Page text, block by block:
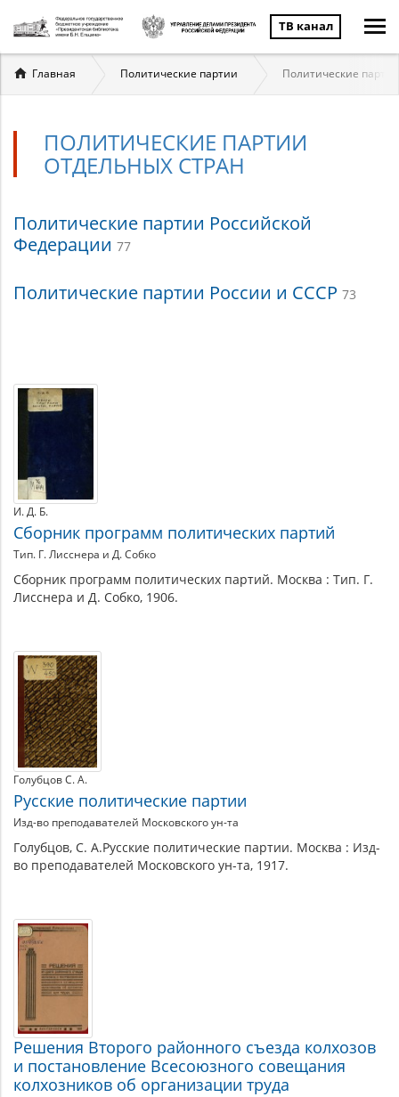
ТВ канал
Вы
здесь
Главная Политические партии Политические
ПОЛИТИЧЕСКИЕ ПАРТИИ
ОТДЕЛЬНЫХ СТРАН
Политические
партии
отдельных
Политические партии Российской
Федерации 77
Политические партии России и СССР 73
Материалы
по
И. Д. Б.
Сборник программ политических партий
Тип. Г. Лисснера и Д. Собко
Сборник программ политических партий. Москва : Тип. Г.
Лисснера и Д. Собко, 1906.
Голубцов С. А.
Русские политические партии
Изд-во преподавателей Московского ун-та
Голубцов, С. А.Русские политические партии. Москва : Изд-
во преподавателей Московского ун-та, 1917.
Решения Второго районного съезда колхозов
и постановление Всесоюзного совещания
колхозников об организации труда